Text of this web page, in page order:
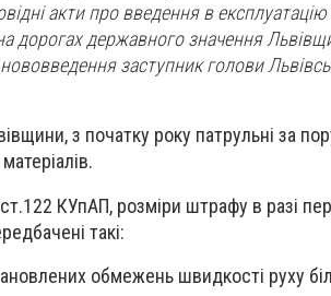
акти про введення в
дорогах державного значення
заступник голови
з початку року патрульні за
КУпАП, розміри штрафу в разі
такі:
обмежень швидкості руху